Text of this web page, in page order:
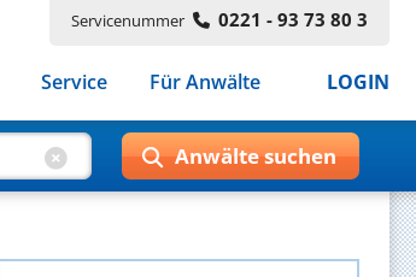
Servicenummer 0221 - 93 73 80 3
Service Für Anwälte LOGIN